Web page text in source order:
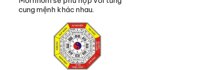
cung mệnh khác nhau.